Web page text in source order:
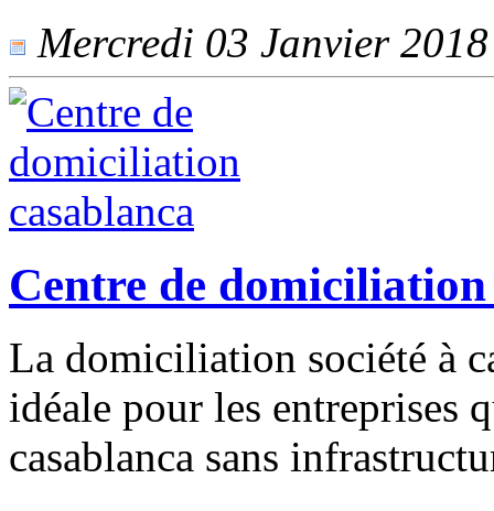
Mercredi 03 Janvier
Centre de domiciliation
La domiciliation société à
idéale pour les entreprises
casablanca sans